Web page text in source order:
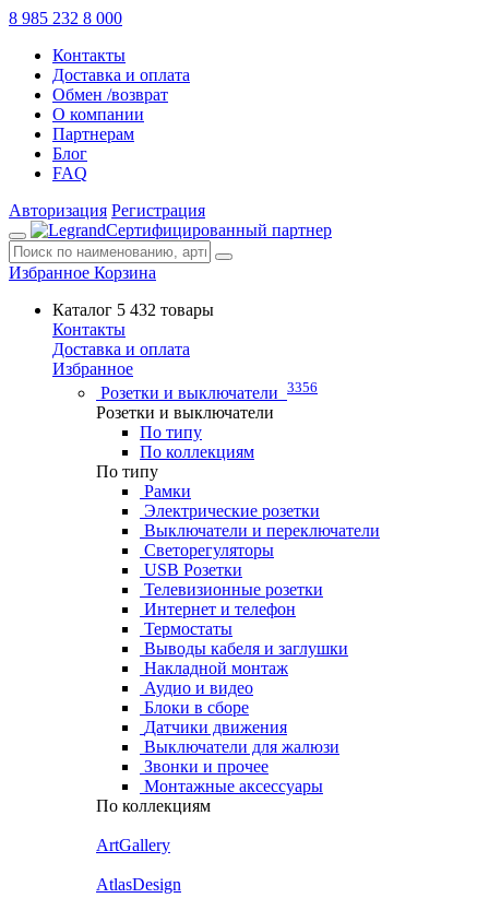
8 985 232 8 000
Контакты
Доставка и оплата
Обмен /возврат
О компании
Партнерам
Блог
FAQ
Авторизация Регистрация
Сертифицированный партнер
Избранное Корзина
Каталог 5 432 товары
Контакты
Доставка и оплата
Избранное
Розетки и выключатели 3356
Розетки и выключатели
По типу
По коллекциям
По типу
Рамки
Электрические розетки
Выключатели и переключатели
Светорегуляторы
USB Розетки
Телевизионные розетки
Интернет и телефон
Термостаты
Выводы кабеля и заглушки
Накладной монтаж
Аудио и видео
Блоки в сборе
Датчики движения
Выключатели для жалюзи
Звонки и прочее
Монтажные аксессуары
По коллекциям
ArtGallery
AtlasDesign